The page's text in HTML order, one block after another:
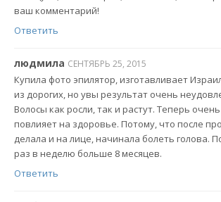
ваш комментарий!
Ответить
людмила СЕНТЯБРЬ 25, 2015
Купила фото эпилятор, изготавливает
из дорогих, но увы результат очень
Волосы как росли, так и растут. Теперь
повлияет на здоровье. Потому, что после
делала и на лице, начинала болеть голова.
раз в неделю больше 8 месяцев.
Ответить